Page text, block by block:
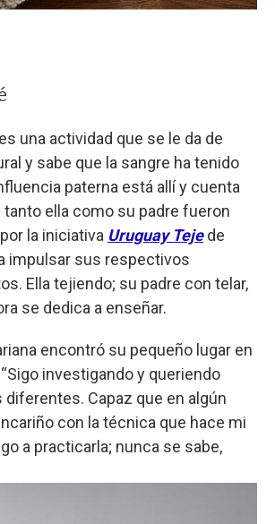
una actividad que se le da de
y sabe que la sangre ha tenido
paterna está allí y cuenta
ella como su padre fueron
la iniciativa Uruguay Tejede
impulsar sus respectivos
Ella tejiendo; su padre con telar,
se dedica a enseñar.
encontró su pequeño lugar en
investigando y queriendo
diferentes. Capaz que en algún
con la técnica que hace mi
a practicarla; nunca se sabe,